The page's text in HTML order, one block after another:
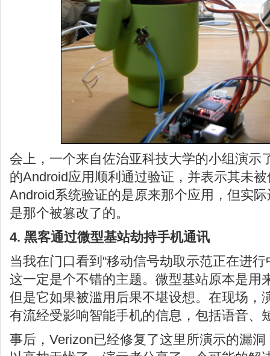
会上，一个来自佐治亚科技大学的小组演示
的Android应用顺利通过验证，并表示其未
Android系统验证的是原来那个应用，但实
是那个被篡改了的。
4. 黑客通过微型基站劫持手机通讯
当我在门口看到“移动信号劫取示范正在进
这一定是个不错的主题。微型基站原本是用
但是它如果被滥用后果不堪设想。在现场，
有流经受影响智能手机的信息，包括语音、
事后，Verizon已经修复了这里所演示的漏